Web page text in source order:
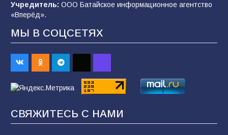
«Пургу нести — не поля переходить»: почему
заявления о мобилизации — это
пропагандистский вброс
84 01.08.2026
заявления Киева о мобилизации — это
Учредитель: ООО Батайское информационное агентство
«Вперёд».
МЫ В СОЦСЕТЯХ
СВЯЖИТЕСЬ С НАМИ